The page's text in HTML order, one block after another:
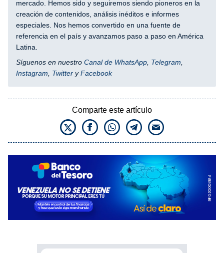
mercado. Hemos sido y seguiremos siendo pioneros en la
creación de contenidos, análisis inéditos e informes
especiales. Nos hemos convertido en una fuente de
referencia en el país y avanzamos paso a paso en América
Latina.
Síguenos en nuestro Canal de WhatsApp Telegram
Instagram
Twitter yFacebook
Comparte este artículo